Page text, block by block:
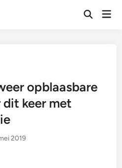
Zoeken
opblaasbare
dit keer met
2019